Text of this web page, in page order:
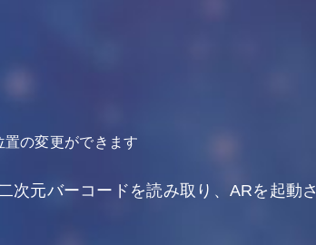
の変更ができます
次元バーコードを読み取り、ARを起動さ